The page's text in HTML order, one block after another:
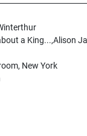
a King...,Alison
New York